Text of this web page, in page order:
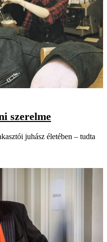
szerelme
juhász életében – tudta